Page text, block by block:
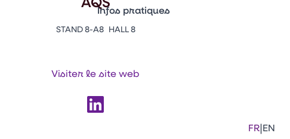
Infos pratiques
Contacts
Appuyez sur Entrée pour ouvrir le lien.
FR|EN
STAND 8-A8 HALL 8
Visiter le site web